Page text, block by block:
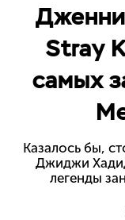
Stray
самых
Казалось бы,
Джиджи
легенды